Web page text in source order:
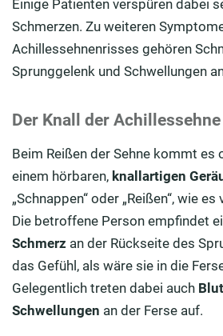
Einige Patienten verspüren dabei
Schmerzen. Zu weiteren
Achillessehnenrisses gehören
Sprunggelenk und Schwellungen
Der Knall der Achillessehne
Beim Reißen der Sehne kommt es
einem hörbaren, knallartigen
„Schnappen“ oder „Reißen“, wie
Die betroffene Person empfindet
Schmerz an der Rückseite des
das Gefühl, als wäre sie in die
Gelegentlich treten dabei auch
Schwellungen an der Ferse auf.